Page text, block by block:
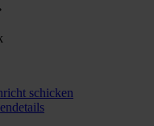
schicken